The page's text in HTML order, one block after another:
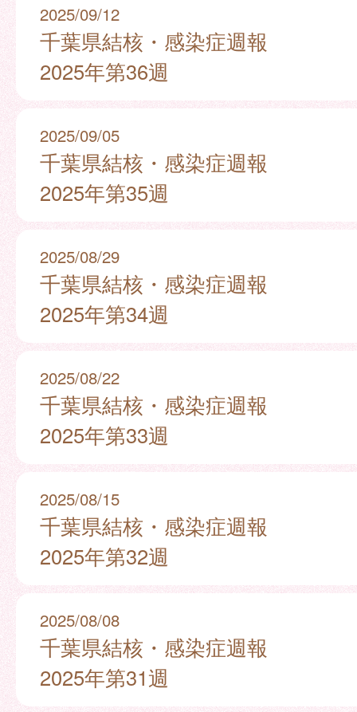
2025/09/12
千葉県結核・感染症週報
2025年第36週
2025/09/05
千葉県結核・感染症週報
2025年第35週
2025/08/29
千葉県結核・感染症週報
2025年第34週
2025/08/22
千葉県結核・感染症週報
2025年第33週
2025/08/15
千葉県結核・感染症週報
2025年第32週
2025/08/08
千葉県結核・感染症週報
2025年第31週